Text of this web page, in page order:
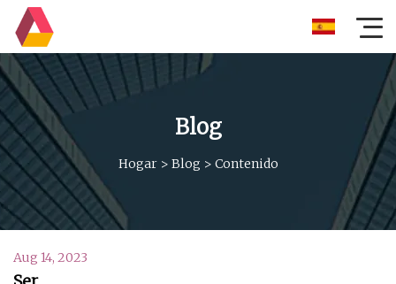
Blog
Hogar> Blog > Contenido
Aug 14, 2023